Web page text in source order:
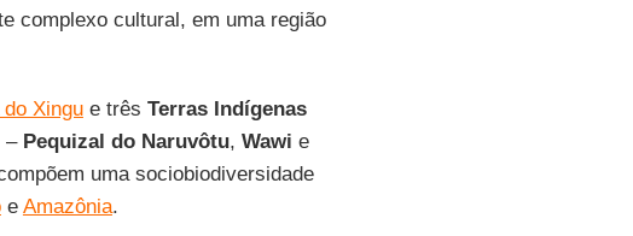
complexo cultural, em uma região
Xingue três Terras Indígenas
– Pequizal do Naruvôtu, Wawi e
uma sociobiodiversidade
e Amazônia.